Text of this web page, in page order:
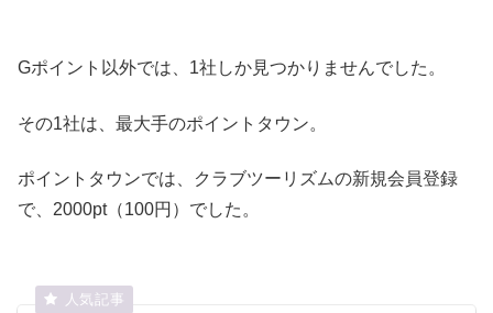
Gポイント以外では、1社しか見つかりませんでした。
その1社は、最大手のポイントタウン。
ポイントタウンでは、クラブツーリズムの新規会員登録
で、2000pt（100円）でした。